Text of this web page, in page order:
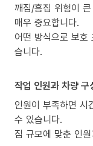
깨짐/흠집 위험이
매우 중요합니다.
어떤 방식으로 보호
습니다.
작업 인원과 차량 구
인원이 부족하면 시
수 있습니다.
짐 규모에 맞춘 인